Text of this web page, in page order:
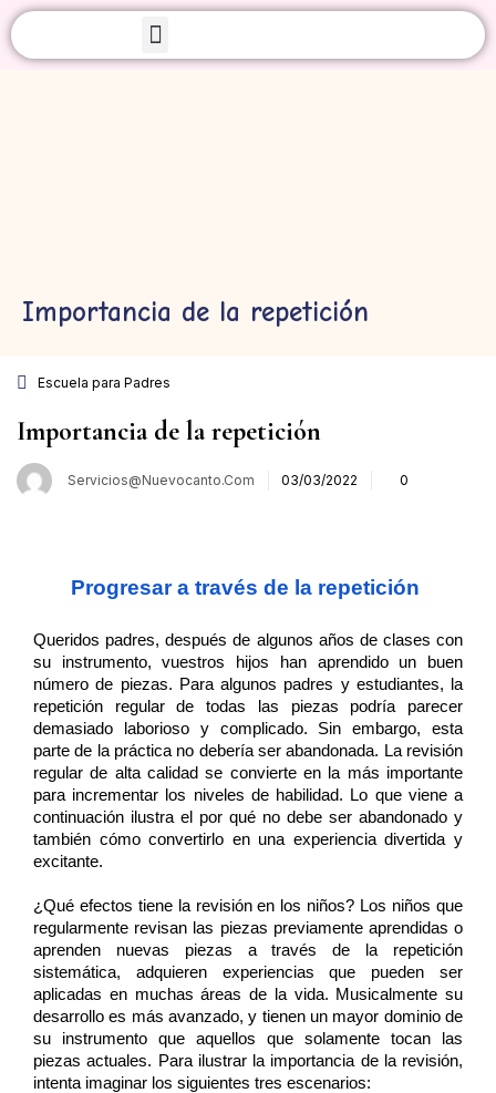
Importancia de la repetición
Escuela para Padres
Importancia de la repetición
Servicios@nuevocanto.com 03/03/2022 0
Progresar a través de la repetición
Queridos padres, después de algunos años de clases con
su instrumento, vuestros hijos han aprendido un buen
número de piezas. Para algunos padres y estudiantes, la
repetición regular de todas las piezas podría parecer
demasiado laborioso y complicado. Sin embargo, esta
parte de la práctica no debería ser abandonada. La revisión
regular de alta calidad se convierte en la más importante
para incrementar los niveles de habilidad. Lo que viene a
continuación ilustra el por qué no debe ser abandonado y
también cómo convertirlo en una experiencia divertida y
excitante.
¿Qué efectos tiene la revisión en los niños? Los niños que
regularmente revisan las piezas previamente aprendidas o
aprenden nuevas piezas a través de la repetición
sistemática, adquieren experiencias que pueden ser
aplicadas en muchas áreas de la vida. Musicalmente su
desarrollo es más avanzado, y tienen un mayor dominio de
su instrumento que aquellos que solamente tocan las
piezas actuales. Para ilustrar la importancia de la revisión,
intenta imaginar los siguientes tres escenarios:
Iniciar sesión
Acceso